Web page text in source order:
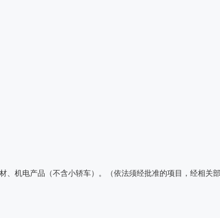
、机电产品（不含小轿车）。（依法须经批准的项目，经相关